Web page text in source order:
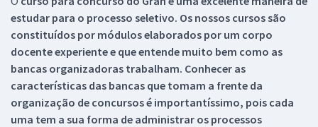
estudar para o processo seletivo. Os nossos cursos são
constituídos por módulos elaborados por um corpo
docente experiente e que entende muito bem como as
bancas organizadoras trabalham. Conhecer as
características das bancas que tomam a frente da
organização de concursos é importantíssimo, pois cada
uma tem a sua forma de administrar os processos